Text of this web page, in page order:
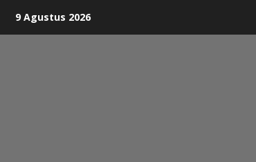
9 Agustus 2026